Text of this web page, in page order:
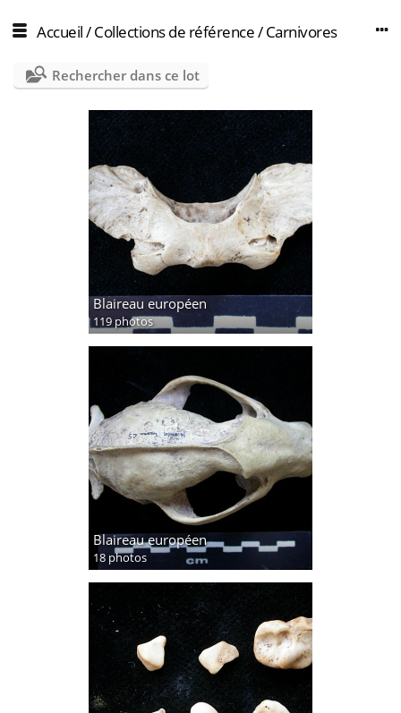
Accueil/Collections de référence/Carnivores
Rechercher dans ce lot
Blaireau européen
119 photos
Blaireau européen
18 photos